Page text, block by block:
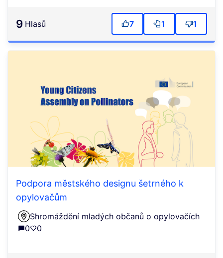
9 Hlasů 7 1 1
Podpora městského designu šetrného k
opylovačům
Shromáždění mladých občanů o opylovačích
0
0